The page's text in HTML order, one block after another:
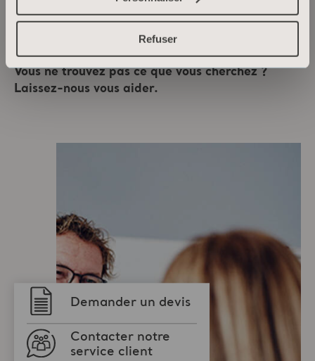
Refuser
Nous sommes là pour
Vous ne trouvez pas ce que vous cherchez ?
Laissez-nous vous aider.
Demander un devis
Contacter notre
service client